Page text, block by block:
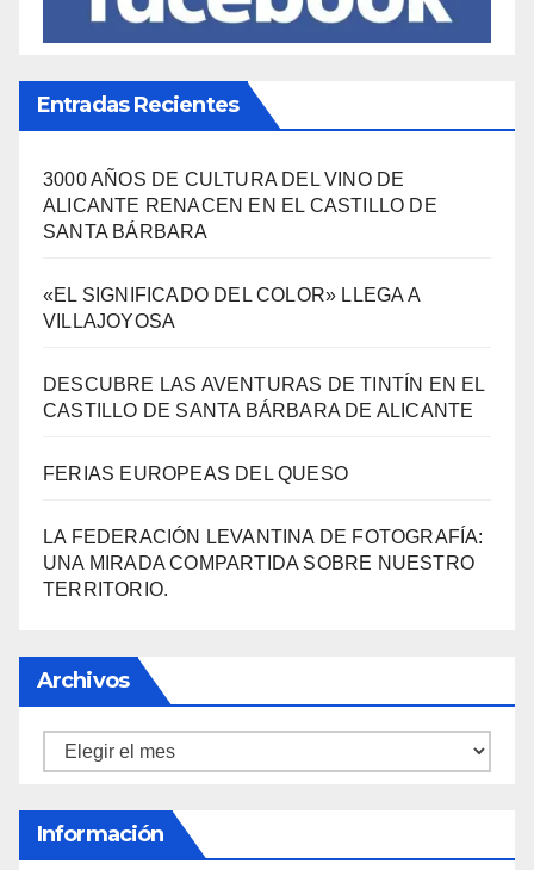
Entradas Recientes
3000 AÑOS DE CULTURA DEL VINO DE
ALICANTE RENACEN EN EL CASTILLO DE
SANTA BÁRBARA
«EL SIGNIFICADO DEL COLOR» LLEGA A
VILLAJOYOSA
DESCUBRE LAS AVENTURAS DE TINTÍN EN EL
CASTILLO DE SANTA BÁRBARA DE ALICANTE
FERIAS EUROPEAS DEL QUESO
LA FEDERACIÓN LEVANTINA DE FOTOGRAFÍA:
UNA MIRADA COMPARTIDA SOBRE NUESTRO
TERRITORIO.
Archivos
Archivos
Información